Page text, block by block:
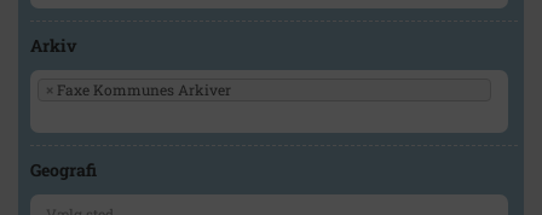
Arkiv
× Faxe Kommunes Arkiver
Geografi